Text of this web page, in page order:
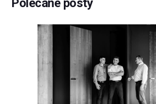
Polecane posty